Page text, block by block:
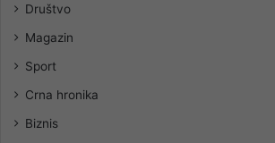
Društvo
Magazin
Sport
Crna hronika
Biznis